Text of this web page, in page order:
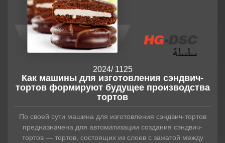
25
/ 11
2024
Как машины для изготовления сэндвич-
тортов формируют будущее производства
тортов
По своей сути машина для изготовления сэндвич-тортов
предназначена для автоматизации создания сэндвич-
тортов — тортов, состоящих из слоев с зажатой между